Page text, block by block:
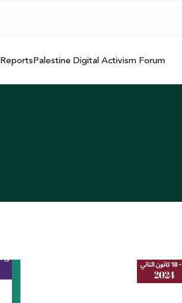
ReportsPalestine Digital Activism Forum